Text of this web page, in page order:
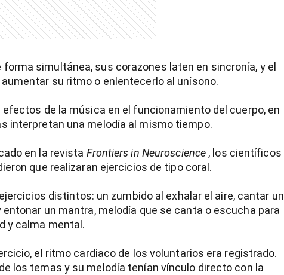
simultánea, sus corazones laten en sincronía, y el
su ritmo o enlentecerlo al unísono.
de la música en el funcionamiento del cuerpo, en
interpretan una melodía al mismo tiempo.
en la revista Frontiers in Neuroscience , los científicos
que realizaran ejercicios de tipo coral.
distintos: un zumbido al exhalar el aire, cantar un
un mantra, melodía que se canta o escucha para
y calma mental.
el ritmo cardiaco de los voluntarios era registrado.
los temas y su melodía tenían vínculo directo con la